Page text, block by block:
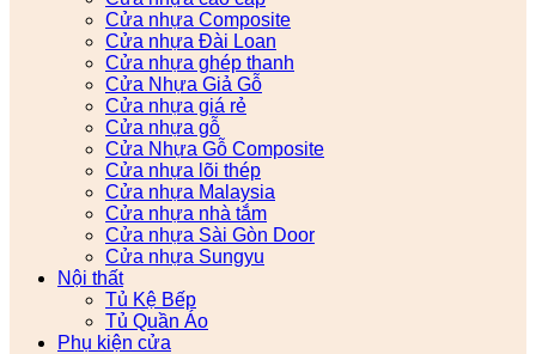
Cửa nhựa Composite
Cửa nhựa Đài Loan
Cửa nhựa ghép thanh
Cửa Nhựa Giả Gỗ
Cửa nhựa giá rẻ
Cửa nhựa gỗ
Cửa Nhựa Gỗ Composite
Cửa nhựa lõi thép
Cửa nhựa Malaysia
Cửa nhựa nhà tắm
Cửa nhựa Sài Gòn Door
Cửa nhựa Sungyu
Nội thất
Tủ Kệ Bếp
Tủ Quần Áo
Phụ kiện cửa